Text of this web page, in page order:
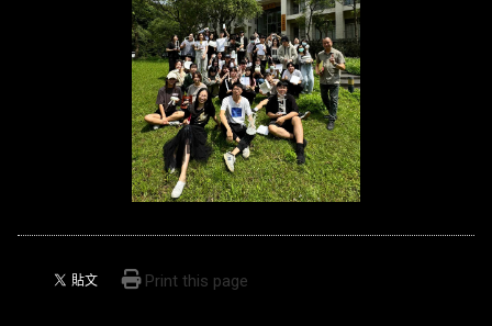
Print this page